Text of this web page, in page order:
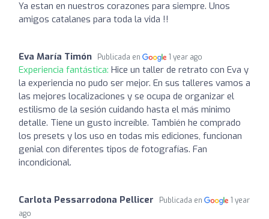
Ya estan en nuestros corazones para siempre. Unos
amigos catalanes para toda la vida !!
Eva María Timón Publicada en 1 year ago
Experiencia fantástica: Hice un taller de retrato con Eva y
la experiencia no pudo ser mejor. En sus talleres vamos a
las mejores localizaciones y se ocupa de organizar el
estilismo de la sesión cuidando hasta el más minimo
detalle. Tiene un gusto increíble. También he comprado
los presets y los uso en todas mis ediciones, funcionan
genial con diferentes tipos de fotografías. Fan
incondicional.
Carlota Pessarrodona Pellicer Publicada en
1 year
ago